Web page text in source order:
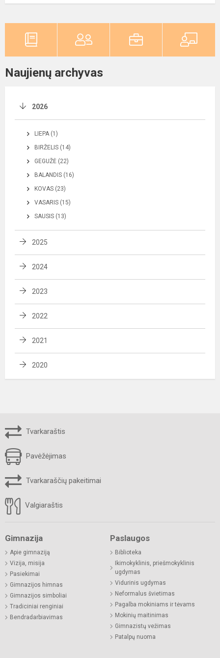
Naujienų archyvas
2026
LIEPA (1)
BIRŽELIS (14)
GEGUŽĖ (22)
BALANDIS (16)
KOVAS (23)
VASARIS (15)
SAUSIS (13)
2025
2024
2023
2022
2021
2020
Tvarkaraštis
Pavėžėjimas
Tvarkaraščių pakeitimai
Valgiaraštis
Gimnazija
Apie gimnaziją
Vizija, misija
Pasiekimai
Gimnazijos himnas
Gimnazijos simboliai
Tradiciniai renginiai
Bendradarbiavimas
Paslaugos
Biblioteka
Ikimokyklinis, priešmokyklinis
ugdymas
Vidurinis ugdymas
Neformalus švietimas
Pagalba mokiniams ir tėvams
Mokinių maitinimas
Gimnazistų vežimas
Patalpų nuoma